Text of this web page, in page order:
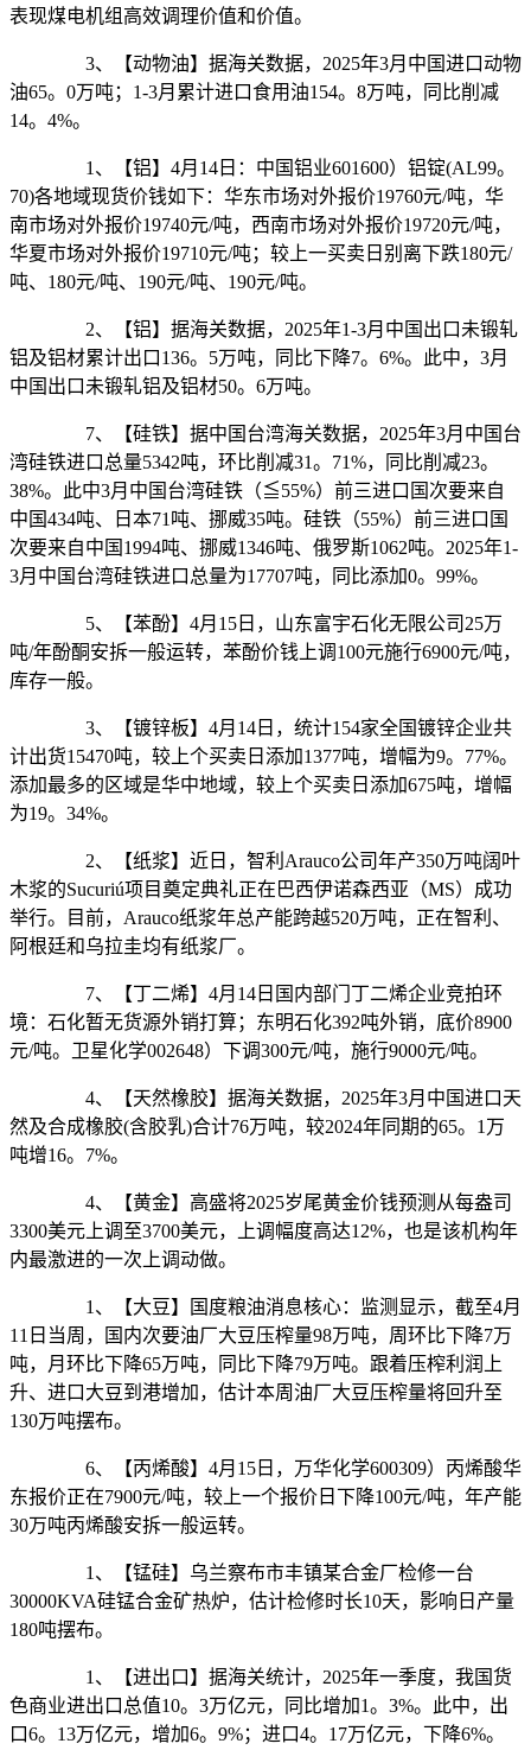
表现煤电机组高效调理价值和价值。
3、【动物油】据海关数据，2025年3月中国进口动物
油65。0万吨；1-3月累计进口食用油154。8万吨，同比削减
14。4%。
1、【铝】4月14日：中国铝业601600）铝锭(AL99。
70)各地域现货价钱如下：华东市场对外报价19760元/吨，华
南市场对外报价19740元/吨，西南市场对外报价19720元/吨，
华夏市场对外报价19710元/吨；较上一买卖日别离下跌180元/
吨、180元/吨、190元/吨、190元/吨。
2、【铝】据海关数据，2025年1-3月中国出口未锻轧
铝及铝材累计出口136。5万吨，同比下降7。6%。此中，3月
中国出口未锻轧铝及铝材50。6万吨。
7、【硅铁】据中国台湾海关数据，2025年3月中国台
湾硅铁进口总量5342吨，环比削减31。71%，同比削减23。
38%。此中3月中国台湾硅铁（≦55%）前三进口国次要来自
中国434吨、日本71吨、挪威35吨。硅铁（55%）前三进口国
次要来自中国1994吨、挪威1346吨、俄罗斯1062吨。2025年1-
3月中国台湾硅铁进口总量为17707吨，同比添加0。99%。
5、【苯酚】4月15日，山东富宇石化无限公司25万
吨/年酚酮安拆一般运转，苯酚价钱上调100元施行6900元/吨，
库存一般。
3、【镀锌板】4月14日，统计154家全国镀锌企业共
计出货15470吨，较上个买卖日添加1377吨，增幅为9。77%。
添加最多的区域是华中地域，较上个买卖日添加675吨，增幅
为19。34%。
2、【纸浆】近日，智利Arauco公司年产350万吨阔叶
木浆的Sucuriú项目奠定典礼正在巴西伊诺森西亚（MS）成功
举行。目前，Arauco纸浆年总产能跨越520万吨，正在智利、
阿根廷和乌拉圭均有纸浆厂。
7、【丁二烯】4月14日国内部门丁二烯企业竞拍环
境：石化暂无货源外销打算；东明石化392吨外销，底价8900
元/吨。卫星化学002648）下调300元/吨，施行9000元/吨。
4、【天然橡胶】据海关数据，2025年3月中国进口天
然及合成橡胶(含胶乳)合计76万吨，较2024年同期的65。1万
吨增16。7%。
4、【黄金】高盛将2025岁尾黄金价钱预测从每盎司
3300美元上调至3700美元，上调幅度高达12%，也是该机构年
内最激进的一次上调动做。
1、【大豆】国度粮油消息核心：监测显示，截至4月
11日当周，国内次要油厂大豆压榨量98万吨，周环比下降7万
吨，月环比下降65万吨，同比下降79万吨。跟着压榨利润上
升、进口大豆到港增加，估计本周油厂大豆压榨量将回升至
130万吨摆布。
6、【丙烯酸】4月15日，万华化学600309）丙烯酸华
东报价正在7900元/吨，较上一个报价日下降100元/吨，年产能
30万吨丙烯酸安拆一般运转。
1、【锰硅】乌兰察布市丰镇某合金厂检修一台
30000KVA硅锰合金矿热炉，估计检修时长10天，影响日产量
180吨摆布。
1、【进出口】据海关统计，2025年一季度，我国货
色商业进出口总值10。3万亿元，同比增加1。3%。此中，出
口6。13万亿元，增加6。9%；进口4。17万亿元，下降6%。